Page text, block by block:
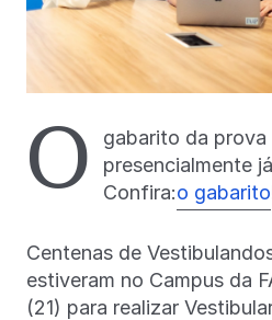
O
gabarito da prova
presencialmente
Confira:o gabarito
Centenas de
estiveram no Campus da
(21) para realizar